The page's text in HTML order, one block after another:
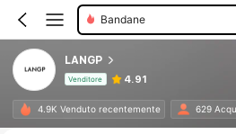
Bandane
LANGP
Venditore 4.91
4.9K Venduto recentemente 629